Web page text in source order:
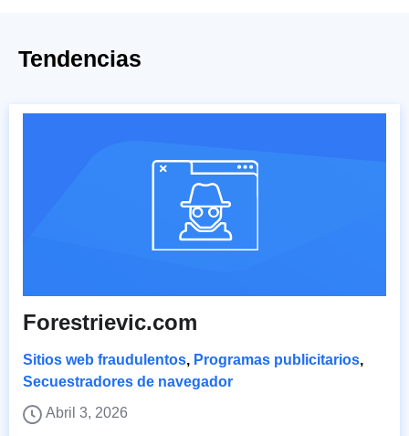
Tendencias
Forestrievic.com
Sitios web fraudulentos, Programas publicitarios,
Secuestradores de navegador
Abril 3, 2026